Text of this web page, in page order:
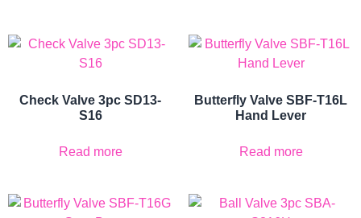
Check Valve 3pc SD13-
S16
Read more
Butterfly Valve SBF-T16L
Hand Lever
Read more